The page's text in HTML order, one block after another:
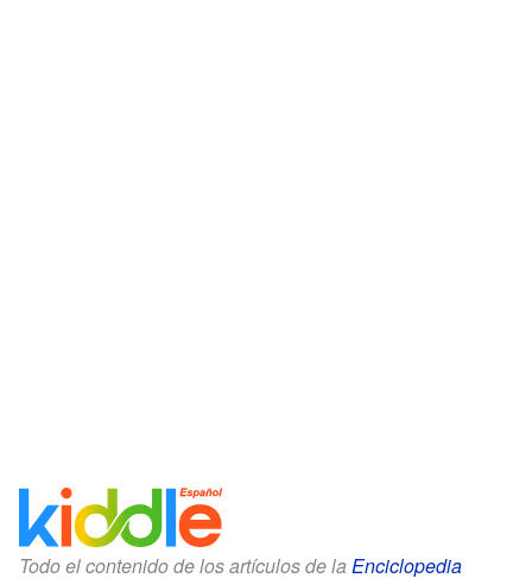
Todo el contenido de los artículos de la Enciclopedia